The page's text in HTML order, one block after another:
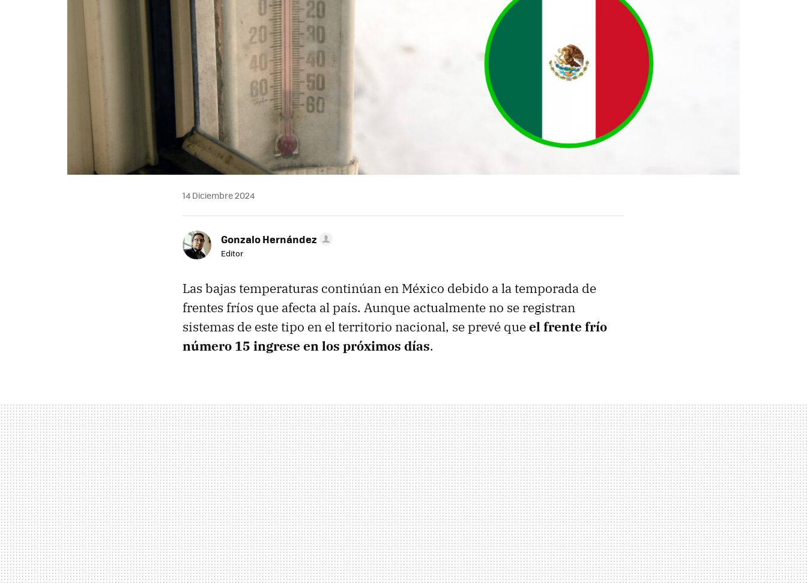
14 Diciembre 2024
Gonzalo Hernández
Editor
Las bajas temperaturas continúan en México debido a la temporada de
frentes fríos que afecta al país. Aunque actualmente no se registran
sistemas de este tipo en el territorio nacional, se prevé queel frente frío
número 15 ingrese en los próximos días.